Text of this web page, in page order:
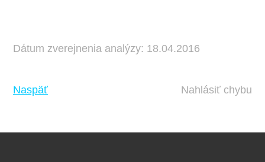
Dátum zverejnenia analýzy: 18.04.2016
Naspäť Nahlásiť chybu